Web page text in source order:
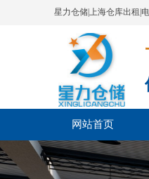
星力仓储|上海仓库出租|
网站首页